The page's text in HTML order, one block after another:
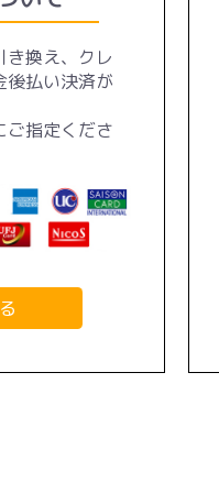
き換え、クレ
後払い決済が
ご指定くださ